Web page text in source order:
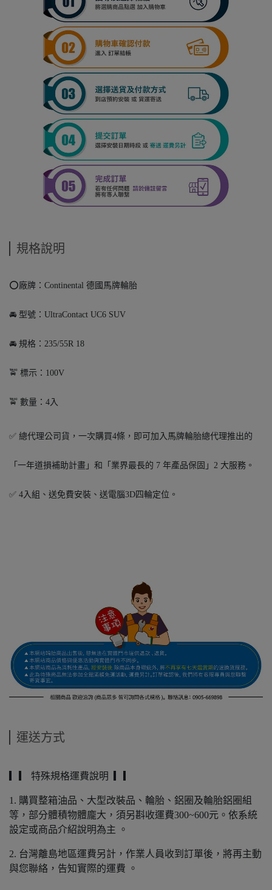
規格說明
⭕️廠牌：Continental 德國馬牌輪胎
🚘 型號：UltraContact UC6 SUV
🚘 規格：235/55R 18
🚖 標示：100V
🚖 數量：4入
✅ 總代理公司貨，一次購買4條，即可加入馬牌輪胎總代理推出的
「一年道損補助計畫」和「業界最長的 7 年產品保固」2 大服務。
✅ 4入組、送免費安裝、送電腦3D四輪定位。
運送方式
▎▎ 特殊規格運費說明 ▎▎
1. 購買整箱油品、大型改裝品、輪胎、鋁圈及輪胎鋁圈組
等，部分體積物體龐大，須另斟收運費300~600元。依系統
設定或商品介紹說明為主 。
2. 台灣離島地區運費另計，作業人員收到訂單後，將再主動
與您聯絡，告知實際的運費 。